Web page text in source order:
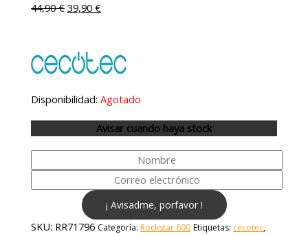
44,90€ 39,90€
Disponibilidad: Agotado
Avisar cuando haya stock
¡ Avisadme, porfavor !
SKU: RR71796 Categoría: Rockstar 600 Etiquetas: cecotec,